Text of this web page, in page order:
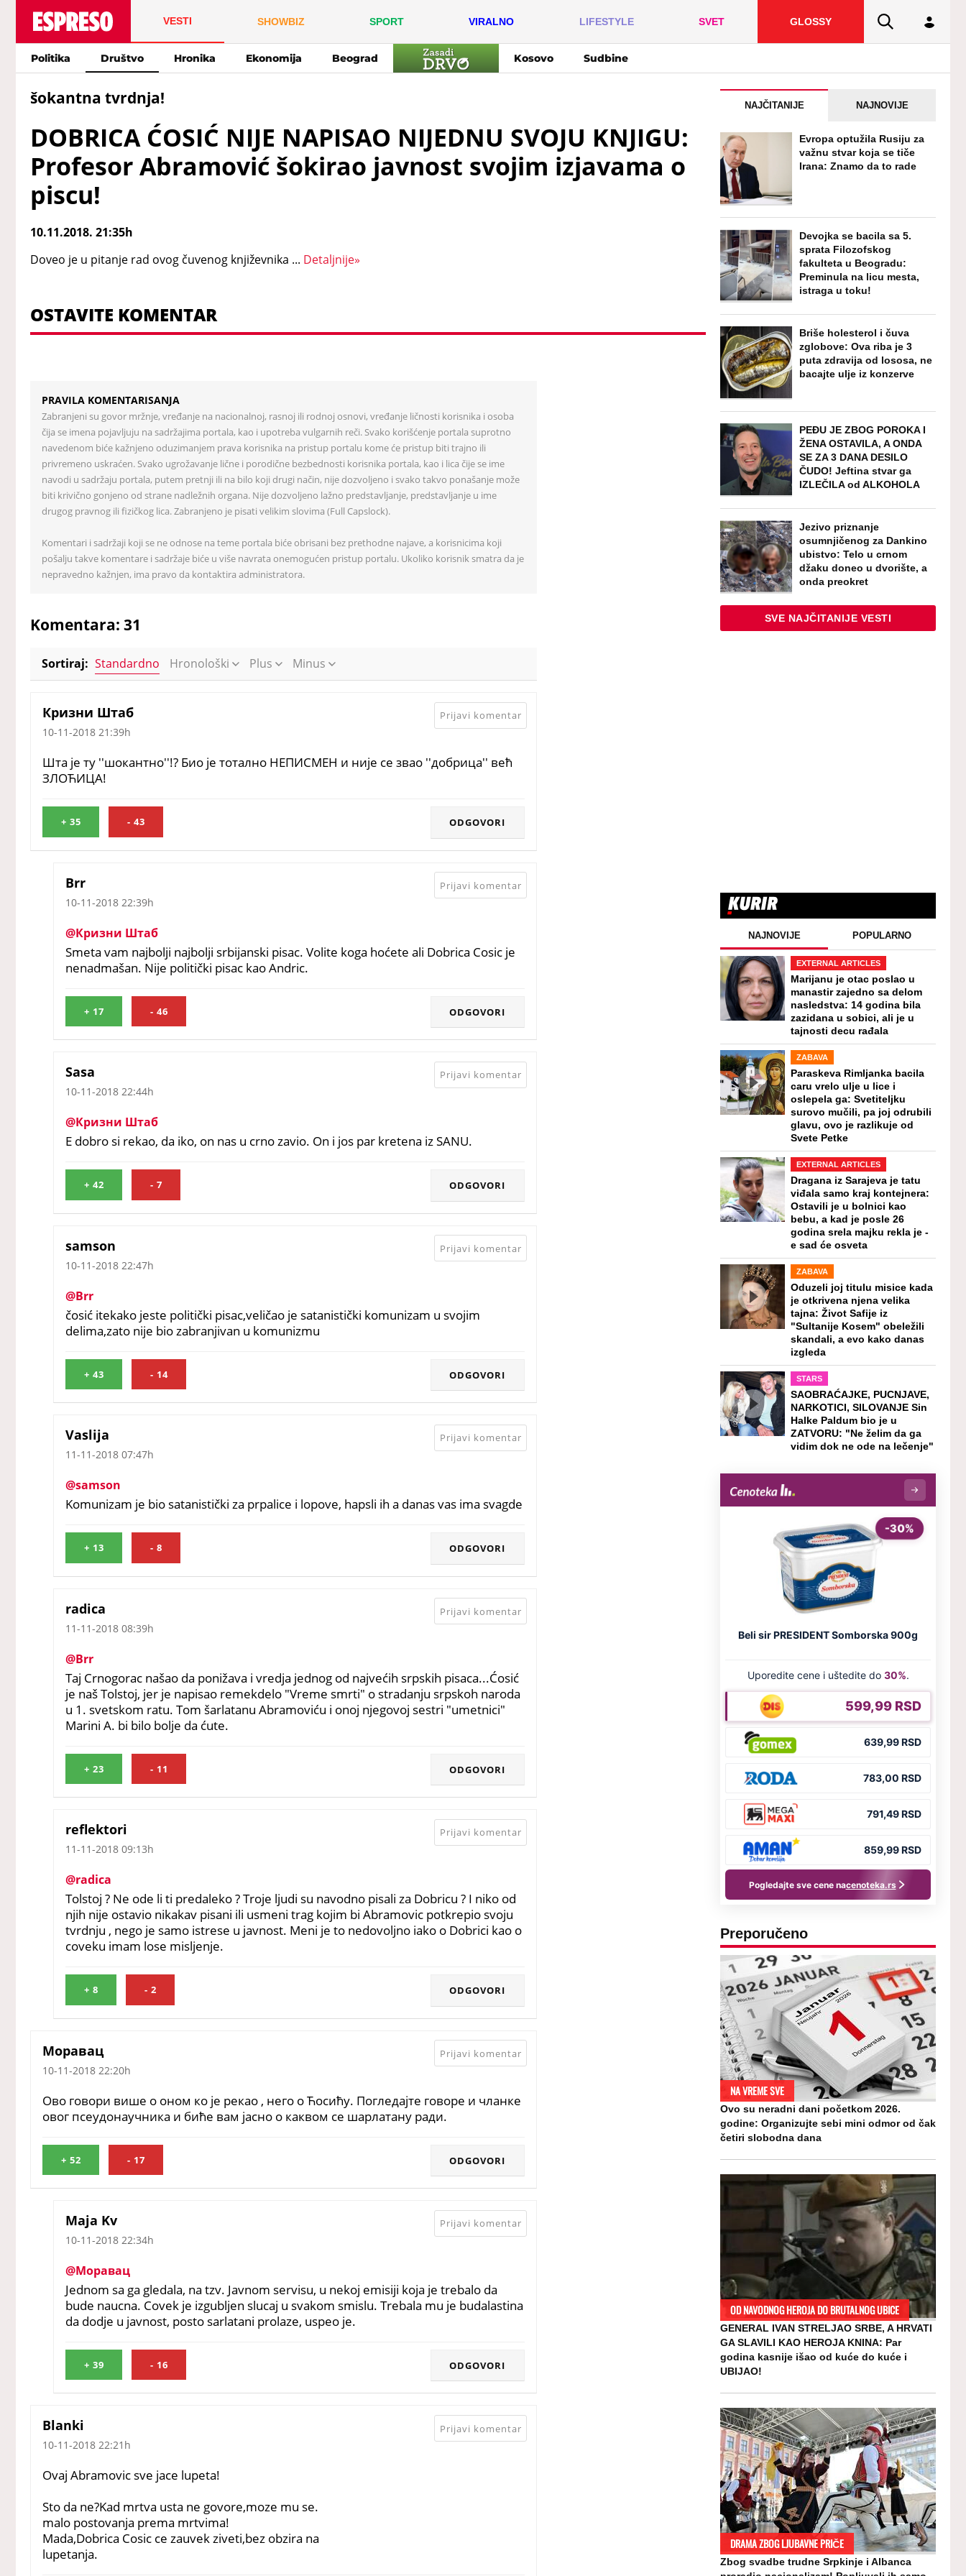
VESTI SHOWBIZ SPORT VIRALNO LIFESTYLE SVET GLOSSY
Politika Društvo Hronika Ekonomija Beograd Kosovo Sudbine
šokantna tvrdnja!
DOBRICA ĆOSIĆ NIJE NAPISAO NIJEDNU SVOJU KNJIGU:
Profesor Abramović šokirao javnost svojim izjavama o
piscu!
10.11.2018. 21:35h
Doveo je u pitanje rad ovog čuvenog književnika ... Detaljnije»
OSTAVITE KOMENTAR
PRAVILA KOMENTARISANJA
Zabranjeni su govor mržnje, vređanje na nacionalnoj, rasnoj ili rodnoj osnovi, vređanje ličnosti korisnika i osoba
čija se imena pojavljuju na sadržajima portala, kao i upotreba vulgarnih reči. Svako korišćenje portala suprotno
navedenom biće kažnjeno oduzimanjem prava korisnika na pristup portalu kome će pristup biti trajno ili
privremeno uskraćen. Svako ugrožavanje lične i porodične bezbednosti korisnika portala, kao i lica čije se ime
navodi u sadržaju portala, putem pretnji ili na bilo koji drugi način, nije dozvoljeno i svako takvo ponašanje može
biti krivično gonjeno od strane nadležnih organa. Nije dozvoljeno lažno predstavljanje, predstavljanje u ime
drugog pravnog ili fizičkog lica. Zabranjeno je pisati velikim slovima (Full Capslock).
Komentari i sadržaji koji se ne odnose na teme portala biće obrisani bez prethodne najave, a korisnicima koji
pošalju takve komentare i sadržaje biće u više navrata onemogućen pristup portalu. Ukoliko korisnik smatra da je
nepravedno kažnjen, ima pravo da kontaktira administratora.
Komentara: 31
Sortiraj: Standardno Hronološki Plus Minus
Кризни Штаб
10-11-2018 21:39h
Шта је ту ''шокантно''!? Био је тотално НЕПИСМЕН и није се звао ''добрица'' већ
ЗЛОЋИЦА!
+ 35 - 43
Prijavi komentar
ODGOVORI
Brr
10-11-2018 22:39h
@Кризни Штаб
Smeta vam najbolji najbolji srbijanski pisac. Volite koga hoćete ali Dobrica Cosic je
nenadmašan. Nije politički pisac kao Andric.
+ 17 - 46
Prijavi komentar
ODGOVORI
Sasa
10-11-2018 22:44h
@Кризни Штаб
E dobro si rekao, da iko, on nas u crno zavio. On i jos par kretena iz SANU.
+ 42 - 7
Prijavi komentar
ODGOVORI
samson
10-11-2018 22:47h
@Brr
čosić itekako jeste politički pisac,veličao je satanistički komunizam u svojim
delima,zato nije bio zabranjivan u komunizmu
+ 43 - 14
Prijavi komentar
ODGOVORI
Vaslija
11-11-2018 07:47h
@samson
Komunizam je bio satanistički za prpalice i lopove, hapsli ih a danas vas ima svagde
+ 13 - 8
Prijavi komentar
ODGOVORI
radica
11-11-2018 08:39h
@Brr
Taj Crnogorac našao da ponižava i vredja jednog od najvećih srpskih pisaca...Ćosić
je naš Tolstoj, jer je napisao remekdelo "Vreme smrti" o stradanju srpskoh naroda
u 1. svetskom ratu. Tom šarlatanu Abramoviću i onoj njegovoj sestri "umetnici"
Marini A. bi bilo bolje da ćute.
+ 23 - 11
Prijavi komentar
ODGOVORI
reflektori
11-11-2018 09:13h
@radica
Tolstoj ? Ne ode li ti predaleko ? Troje ljudi su navodno pisali za Dobricu ? I niko od
njih nije ostavio nikakav pisani ili usmeni trag kojim bi Abramovic potkrepio svoju
tvrdnju , nego je samo istrese u javnost. Meni je to nedovoljno iako o Dobrici kao o
coveku imam lose misljenje.
+ 8 - 2
Prijavi komentar
ODGOVORI
Моравац
10-11-2018 22:20h
Ово говори више о оном ко је рекао , него о Ћосићу. Погледајте говоре и чланке
овог псеудонаучника и биће вам јасно о каквом се шарлатану ради.
+ 52 - 17
Prijavi komentar
ODGOVORI
Maja Kv
10-11-2018 22:34h
@Моравац
Jednom sa ga gledala, na tzv. Javnom servisu, u nekoj emisiji koja je trebalo da
bude naucna. Covek je izgubljen slucaj u svakom smislu. Trebala mu je budalastina
da dodje u javnost, posto sarlatani prolaze, uspeo je.
+ 39 - 16
Prijavi komentar
ODGOVORI
Blanki
10-11-2018 22:21h
Ovaj Abramovic sve jace lupeta!
Sto da ne?Kad mrtva usta ne govore,moze mu se.
malo postovanja prema mrtvima!
Mada,Dobrica Cosic ce zauvek ziveti,bez obzira na
lupetanja.
Prijavi komentar
NAJČITANIJE NAJNOVIJE
Evropa optužila Rusiju za
važnu stvar koja se tiče
Irana: Znamo da to rade
Devojka se bacila sa 5.
sprata Filozofskog
fakulteta u Beogradu:
Preminula na licu mesta,
istraga u toku!
Briše holesterol i čuva
zglobove: Ova riba je 3
puta zdravija od lososa, ne
bacajte ulje iz konzerve
PEĐU JE ZBOG POROKA I
ŽENA OSTAVILA, A ONDA
SE ZA 3 DANA DESILO
ČUDO! Jeftina stvar ga
IZLEČILA od ALKOHOLA
Jezivo priznanje
osumnjičenog za Dankino
ubistvo: Telo u crnom
džaku doneo u dvorište, a
onda preokret
SVE NAJČITANIJE VESTI
NAJNOVIJE POPULARNO
EXTERNAL ARTICLES
Marijanu je otac poslao u
manastir zajedno sa delom
nasledstva: 14 godina bila
zazidana u sobici, ali je u
tajnosti decu rađala
ZABAVA
Paraskeva Rimljanka bacila
caru vrelo ulje u lice i
oslepela ga: Svetiteljku
surovo mučili, pa joj odrubili
glavu, ovo je razlikuje od
Svete Petke
EXTERNAL ARTICLES
Dragana iz Sarajeva je tatu
viđala samo kraj kontejnera:
Ostavili je u bolnici kao
bebu, a kad je posle 26
godina srela majku rekla je -
e sad će osveta
ZABAVA
Oduzeli joj titulu misice kada
je otkrivena njena velika
tajna: Život Safije iz
"Sultanije Kosem" obeležili
skandali, a evo kako danas
izgleda
STARS
SAOBRAĆAJKE, PUCNJAVE,
NARKOTICI, SILOVANJE Sin
Halke Paldum bio je u
ZATVORU: "Ne želim da ga
vidim dok ne ode na lečenje"
Preporučeno
NA VREME SVE
Ovo su neradni dani početkom 2026.
godine: Organizujte sebi mini odmor od čak
četiri slobodna dana
OD NAVODNOG HEROJA DO BRUTALNOG UBICE
GENERAL IVAN STRELJAO SRBE, A HRVATI
GA SLAVILI KAO HEROJA KNINA: Par
godina kasnije išao od kuće do kuće i
UBIJAO!
DRAMA ZBOG LJUBAVNE PRIČE
Zbog svadbe trudne Srpkinje i Albanca